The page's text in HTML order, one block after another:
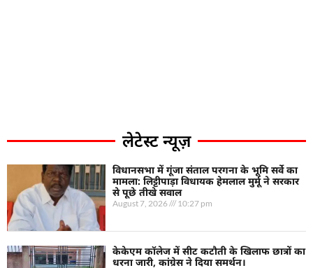
लेटेस्ट न्यूज़
विधानसभा में गूंजा संताल परगना के भूमि सर्वे का
मामला: लिट्टीपाड़ा विधायक हेमलाल मुर्मू ने सरकार
से पूछे तीखे सवाल
August 7, 2026 10:27 pm
केकेएम कॉलेज में सीट कटौती के खिलाफ छात्रों का
धरना जारी, कांग्रेस ने दिया समर्थन।